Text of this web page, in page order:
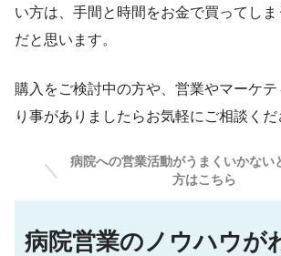
い方は、手間と時間をお金で買ってし
だと思います。
購入をご検討中の方や、営業やマーケテ
り事がありましたらお気軽にご相談くだ
病院への営業活動がうまくいかない
方はこちら
病院営業のノウハウが